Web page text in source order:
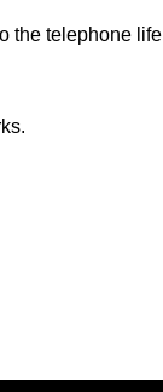
the telephone life